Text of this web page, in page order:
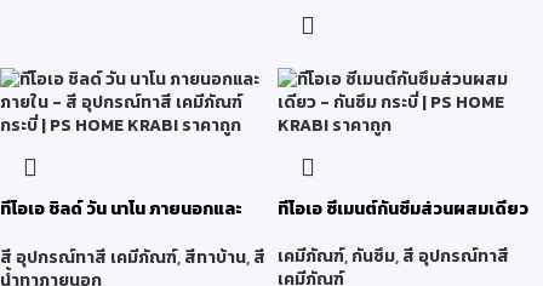
ทีโอเอ ชิลด์ วัน นาโน ภายนอกและ
สี อุปกรณ์ทาสี เคมีภัณฑ์,สีทาบ้าน,สี
น้ำทาภายนอก
ทีโอเอ ซีเมนต์กันซึมส่วนผสมเดียว
เคมีภัณฑ์,กันซึม,สี อุปกรณ์ทาสี
เคมีภัณฑ์